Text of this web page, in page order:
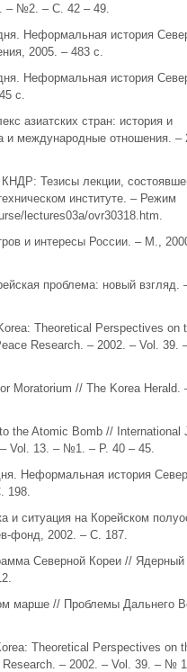
– №2. – С. 42 – 49.
Неформальная история
2005. – 483 с.
Неформальная история
с.
азиатских стран: история и
и международные отношения. –
Тезисы лекции,
институте. – Режим
lectures03a/ovr30318.htm.
и интересы России. – М.,
проблема: новый взгляд.
Theoretical Perspectives on
Research. – 2002. – Vol.
Moratorium // The Korea Herald.
the Atomic Bomb // International
Vol. 13. – №1. – Р. 40 – 45.
Неформальная история
198.
и ситуация на Корейском
фонд, 2002. – С. 187.
Северной Кореи // Ядерный
марше // Проблемы Дальнего
Theoretical Perspectives on
– 2002. – Vol. 39. – №